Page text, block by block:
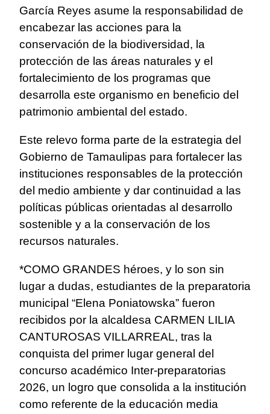
García Reyes asume la responsabilidad de
encabezar las acciones para la
conservación de la biodiversidad, la
protección de las áreas naturales y el
fortalecimiento de los programas que
desarrolla este organismo en beneficio del
patrimonio ambiental del estado.
Este relevo forma parte de la estrategia del
Gobierno de Tamaulipas para fortalecer las
instituciones responsables de la protección
del medio ambiente y dar continuidad a las
políticas públicas orientadas al desarrollo
sostenible y a la conservación de los
recursos naturales.
*COMO GRANDES héroes, y lo son sin
lugar a dudas, estudiantes de la preparatoria
municipal “Elena Poniatowska” fueron
recibidos por la alcaldesa CARMEN LILIA
CANTUROSAS VILLARREAL, tras la
conquista del primer lugar general del
concurso académico Inter-preparatorias
2026, un logro que consolida a la institución
como referente de la educación media